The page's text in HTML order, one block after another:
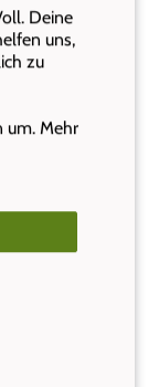
Deine
uns,
zu
um. Mehr
ihr
bei